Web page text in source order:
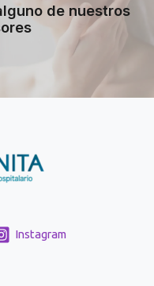
de nuestros
Instagram